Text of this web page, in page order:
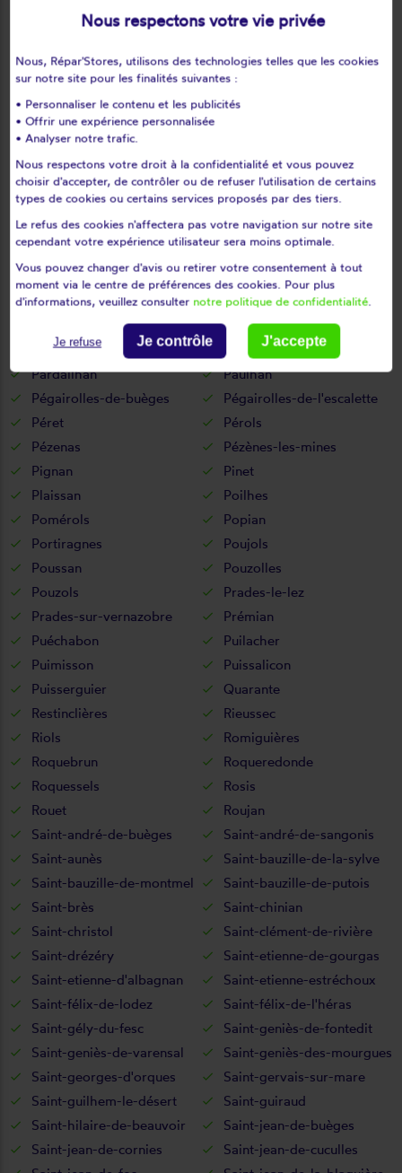
Mireval
Montagnac
Montarnaud
Montbazin
Montblanc
Montferrier-sur-lez
Montouliers
Montpellier
Montpeyroux
Mudaison
Murles
Murviel-lès-béziers
Murviel-lès-montpellier
Nébian
Neffiès
Nézignan-l'Évêque
Nissan-lez-enserune
Notre-dame-de-londres
Octon
Olargues
Olmet-et-villecun
Oupia
Pailhès
Palavas-les-flots
Pardailhan
Paulhan
Pégairolles-de-buèges
Pégairolles-de-l'escalette
Péret
Pérols
Pézenas
Pézènes-les-mines
Pignan
Pinet
Plaissan
Poilhes
Pomérols
Popian
Portiragnes
Poujols
Poussan
Pouzolles
Pouzols
Prades-le-lez
Prades-sur-vernazobre
Prémian
Puéchabon
Puilacher
Puimisson
Puissalicon
Puisserguier
Quarante
Restinclières
Rieussec
Riols
Romiguières
Roquebrun
Roqueredonde
Roquessels
Rosis
Rouet
Roujan
Saint-andré-de-buèges
Saint-andré-de-sangonis
Saint-aunès
Saint-bauzille-de-la-sylve
Saint-bauzille-de-montmel
Saint-bauzille-de-putois
Saint-brès
Saint-chinian
Saint-christol
Saint-clément-de-rivière
Saint-drézéry
Saint-etienne-de-gourgas
Saint-etienne-d'albagnan
Saint-etienne-estréchoux
Saint-félix-de-lodez
Saint-félix-de-l'héras
Saint-gély-du-fesc
Saint-geniès-de-fontedit
Saint-geniès-de-varensal
Saint-geniès-des-mourgues
Saint-georges-d'orques
Saint-gervais-sur-mare
Saint-guilhem-le-désert
Saint-guiraud
Saint-hilaire-de-beauvoir
Saint-jean-de-buèges
Saint-jean-de-cornies
Saint-jean-de-cuculles
Nous respectons votre vie privée
Nous, Répar'Stores, utilisons des technologies telles que les cookies
sur notre site pour les finalités suivantes :
• Personnaliser le contenu et les publicités
• Offrir une expérience personnalisée
• Analyser notre trafic.
Nous respectons votre droit à la confidentialité et vous pouvez
choisir d'accepter, de contrôler ou de refuser l'utilisation de certains
types de cookies ou certains services proposés par des tiers.
Le refus des cookies n'affectera pas votre navigation sur notre site
cependant votre expérience utilisateur sera moins optimale.
Vous pouvez changer d'avis ou retirer votre consentement à tout
moment via le centre de préférences des cookies. Pour plus
d'informations, veuillez consulter notre politique de confidentialité.
Je refuse Je contrôle J'accepte